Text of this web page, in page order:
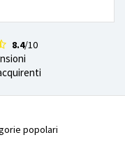
8.4/10
popolari